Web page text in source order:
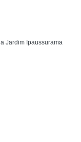
Jardim Ipaussurama